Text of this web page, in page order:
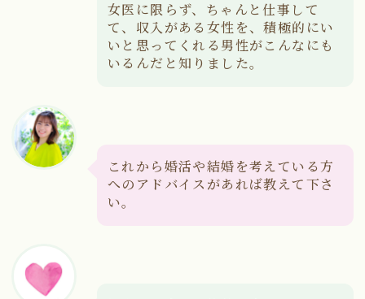
女医に限らず、ちゃんと仕事して
て、収入がある女性を、積極的にい
いと思ってくれる男性がこんなにも
いるんだと知りました。
これから婚活や結婚を考えている方
へのアドバイスがあれば教えて下さ
い。